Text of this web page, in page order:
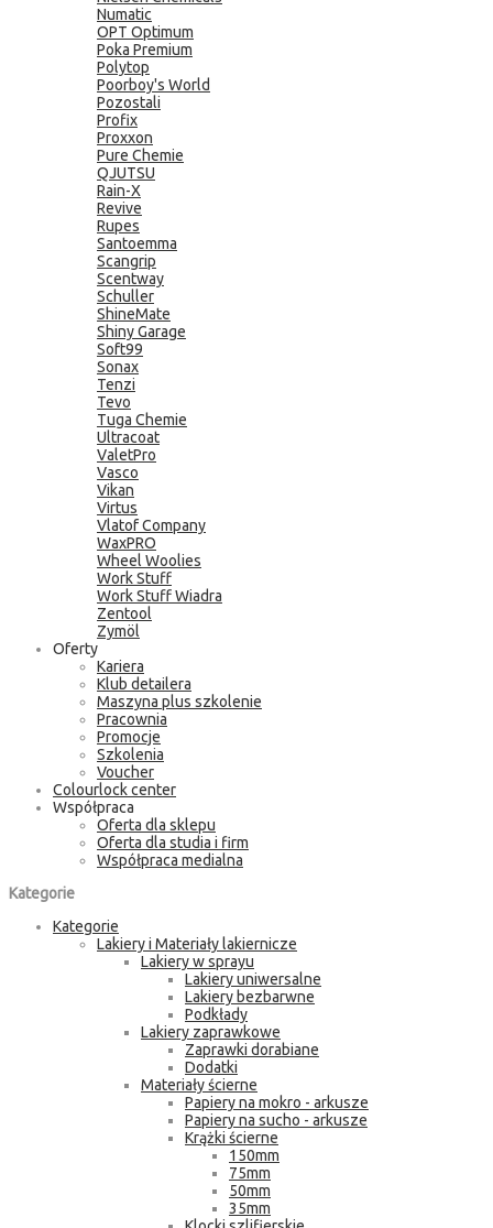
Numatic
OPT Optimum
Poka Premium
Polytop
Poorboy's World
Pozostali
Profix
Proxxon
Pure Chemie
QJUTSU
Rain-X
Revive
Rupes
Santoemma
Scangrip
Scentway
Schuller
ShineMate
Shiny Garage
Soft99
Sonax
Tenzi
Tevo
Tuga Chemie
Ultracoat
ValetPro
Vasco
Vikan
Virtus
Vlatof Company
WaxPRO
Wheel Woolies
Work Stuff
Work Stuff Wiadra
Zentool
Zymöl
Oferty
Kariera
Klub detailera
Maszyna plus szkolenie
Pracownia
Promocje
Szkolenia
Voucher
Colourlock center
Współpraca
Oferta dla sklepu
Oferta dla studia i firm
Współpraca medialna
Kategorie
Kategorie
Lakiery i Materiały lakiernicze
Lakiery w sprayu
Lakiery uniwersalne
Lakiery bezbarwne
Podkłady
Lakiery zaprawkowe
Zaprawki dorabiane
Dodatki
Materiały ścierne
Papiery na mokro - arkusze
Papiery na sucho - arkusze
Krążki ścierne
150mm
75mm
50mm
35mm